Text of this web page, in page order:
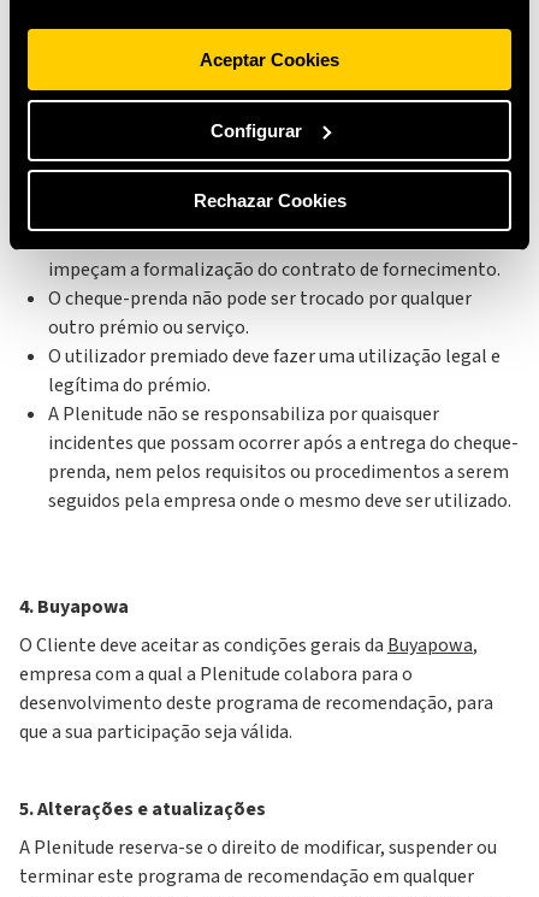
Aceptar Cookies
Configurar
Rechazar Cookies
sistema não associe corretamente a recomendação, uma
vez que esse dispositivo já está vinculado ao seu próprio
link.
A obtenção do cheque-prenda está condicionada à
correta formalização do contrato com a Plenitude por
referidas no ponto 1. A Plenitude não se responsabiliza
impeçam a formalização do contrato de fornecimento.
O cheque-prenda não pode ser trocado por qualquer
outro prémio ou serviço.
O utilizador premiado deve fazer uma utilização legal e
legítima do prémio.
A Plenitude não se responsabiliza por quaisquer
incidentes que possam ocorrer após a entrega do cheque-
prenda, nem pelos requisitos ou procedimentos a serem
seguidos pela empresa onde o mesmo deve ser utilizado.
4. Buyapowa
O Cliente deve aceitar as condições gerais da Buyapowa,
empresa com a qual a Plenitude colabora para o
desenvolvimento deste programa de recomendação, para
que a sua participação seja válida.
5. Alterações e atualizações
A Plenitude reserva-se o direito de modificar, suspender ou
terminar este programa de recomendação em qualquer